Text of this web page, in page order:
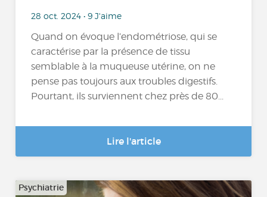
28 oct. 2024 • 9 J'aime
Quand on évoque l’endométriose, qui se
caractérise par la présence de tissu
semblable à la muqueuse utérine, on ne
pense pas toujours aux troubles digestifs.
Pourtant, ils surviennent chez près de 80...
Lire l'article
Psychiatrie